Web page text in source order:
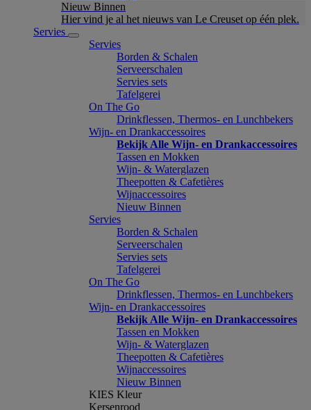
Nieuw Binnen
Hier vind je al het nieuws van Le Creuset op één plek.
Servies
Servies
Borden & Schalen
Serveerschalen
Servies sets
Tafelgerei
On The Go
Drinkflessen, Thermos- en Lunchbekers
Wijn- en Drankaccessoires
Bekijk Alle Wijn- en Drankaccessoires
Tassen en Mokken
Wijn- & Waterglazen
Theepotten & Cafetières
Wijnaccessoires
Nieuw Binnen
Servies
Borden & Schalen
Serveerschalen
Servies sets
Tafelgerei
On The Go
Drinkflessen, Thermos- en Lunchbekers
Wijn- en Drankaccessoires
Bekijk Alle Wijn- en Drankaccessoires
Tassen en Mokken
Wijn- & Waterglazen
Theepotten & Cafetières
Wijnaccessoires
Nieuw Binnen
KIES Kleur
Kersenrood